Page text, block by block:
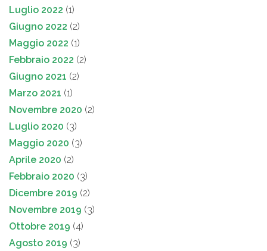
Luglio 2022 (1)
Giugno 2022 (2)
Maggio 2022 (1)
Febbraio 2022 (2)
Giugno 2021 (2)
Marzo 2021 (1)
Novembre 2020 (2)
Luglio 2020 (3)
Maggio 2020 (3)
Aprile 2020 (2)
Febbraio 2020 (3)
Dicembre 2019 (2)
Novembre 2019 (3)
Ottobre 2019 (4)
Agosto 2019 (3)